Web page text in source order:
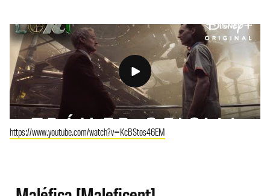
https://www.youtube.com/watch?v=KcBStos46EM